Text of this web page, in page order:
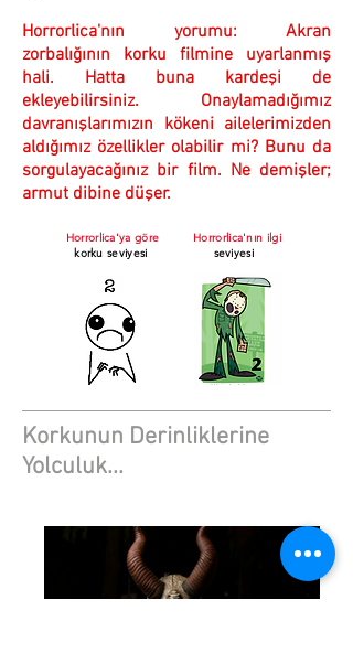
Horrorlica'nın yorumu: Akran
zorbalığının korku filmine uyarlanmış
hali. Hatta buna kardeşi de
ekleyebilirsiniz. Onaylamadığımız
davranışlarımızın kökeni ailelerimizden
aldığımız özellikler olabilir mi? Bunu da
sorgulayacağınız bir film. Ne demişler;
armut dibine düşer.
Horrorlica'ya göre
korku seviyesi
Horrorlica'nın ilgi
seviyesi
Korkunun Derinliklerine
Yolculuk...